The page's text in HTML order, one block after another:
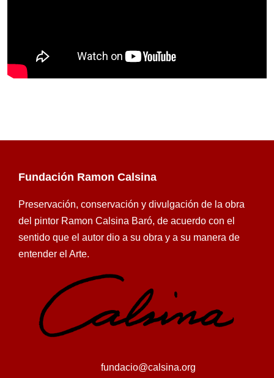
Fundación Ramon Calsina
Preservación, conservación y divulgación de la obra
del pintor Ramon Calsina Baró, de acuerdo con el
sentido que el autor dio a su obra y a su manera de
entender el Arte.
fundacio@calsina.org